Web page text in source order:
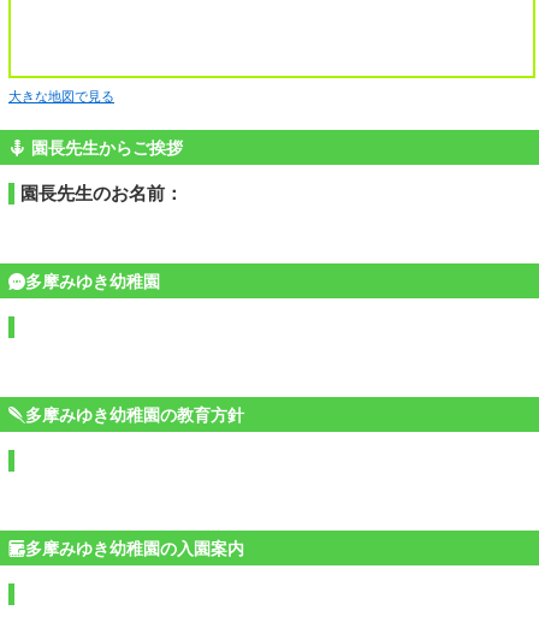
大きな地図で見る
園長先生からご挨拶
園長先生のお名前：
多摩みゆき幼稚園
多摩みゆき幼稚園の教育方針
多摩みゆき幼稚園の入園案内